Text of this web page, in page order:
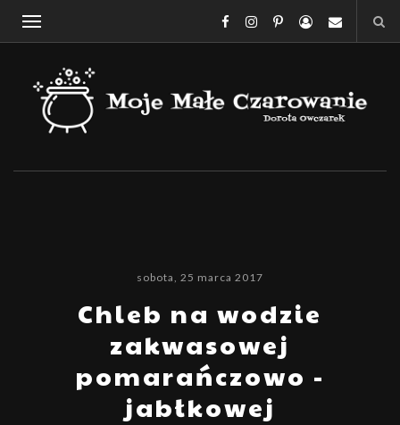
sobota, 25 marca 2017
Chleb na wodzie
zakwasowej
pomarańczowo -
jabłkowej